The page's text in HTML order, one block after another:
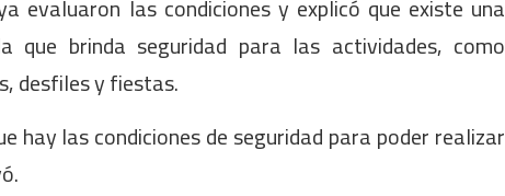
evaluaron las condiciones y explicó que existe una
que brinda seguridad para las actividades, como
desfiles y fiestas.
hay las condiciones de seguridad para poder realizar